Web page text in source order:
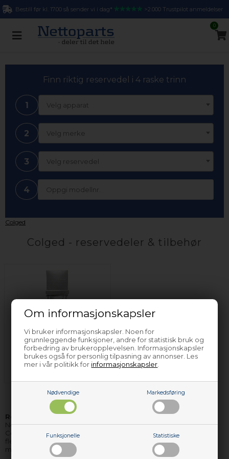
Om informasjonskapsler
Vi bruker informasjonskapsler. Noen for
grunnleggende funksjoner, andre for statistisk bruk og
forbedring av brukeropplevelsen. Informasjonskapsler
brukes også for personlig tilpasning av annonser. Les
mer i vår politikk for informasjonskapsler
Nødvendige Markedsføring
Funksjonelle Statistiske
Bestill før kl. 17.00 så sender vi i dag* >2.000 Trustpilot anmeldelser
0
Finn riktig reservedel i 4 raske trinn
1 Velg apparat
2 Velg merke
3 Velg reservedel
4
Colged
Colged - reservedeler & tilbehør
Industri
oppvaskmaskin
Colged
Reservedeler og tilbehør til Colged
hvitevarer finner du hos
Nettoparts. Vi har et stort lager av reservedeler til stort sett alle
Colged apparater, og de delene vi ikke har på lager, kan vi i de
fleste tilfellene skaffe hjem, så raskt, at du ikke behøver vente
mere enn få dager på levering.